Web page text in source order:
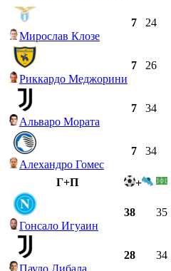
Мирослав Клозе
7 24
Риккардо Меджорини
7 26
Альваро Мората
7 34
Алехандро Гомес
7 34
Г+П +
Гонсало Игуаин
38 35
Пауло Дибала
28 34